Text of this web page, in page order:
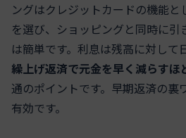
ングはクレジットカードの機能と
を選び、ショッピングと同時に
は簡単です。利息は残高に対して
繰上げ返済で元金を早く減らすほ
通のポイントです。早期返済の裏
有効です。